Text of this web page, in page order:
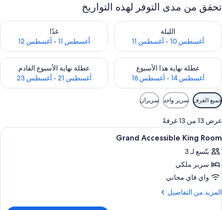
تحقق من مدى التوفر لهذه التواريخ
الليلة
أغسطس 10 - أغسطس 11
تحقق من مدى التوفر لليلة للفترة أغسطس 10 - أغسطس 11
غدًا
أغسطس 11 - أغسطس 12
تحقق من مدى التوفر لغد للفترة أغسطس
عطلة نهاية هذا الأسبوع
أغسطس 14 - أغسطس 16
تحقق من مدى التوفر لعطلة نهاية هذا الأسبوع للفترة أغسطس 14 - أغسطس 16
عطلة نهاية الأسبوع القادم
أغسطس 21 - أغسطس 23
تحقق من مدى التوفر لعطلة نهاية
عوامل
التصفية
المتاحة
للغرف
جميع الغرف سرير واحد سريران
عرض 13 من 13 غرفةً
استعراض
جميع
صور
Grand
Accessible
King
1
Grand Accessible King Room
يتّسع لـ 3
سرير ملكي
واي فاي مجاني
المزيد من التفاصيل
المزيد